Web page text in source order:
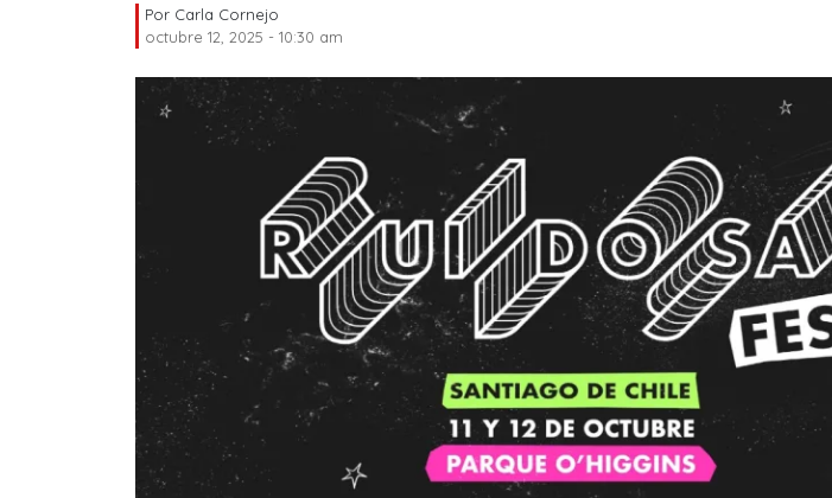
Por Carla Cornejo
octubre 12, 2025 - 10:30 am